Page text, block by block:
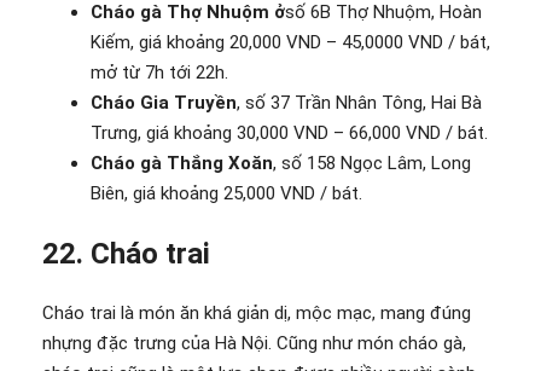
Cháo gà Thợ Nhuộm ởsố 6B Thợ Nhuộm, Hoàn
Kiếm, giá khoảng 20,000 VND – 45,0000 VND / bát,
mở từ 7h tới 22h.
Cháo Gia Truyền, số 37 Trần Nhân Tông, Hai Bà
Trưng, giá khoảng 30,000 VND – 66,000 VND / bát.
Cháo gà Thắng Xoăn, số 158 Ngọc Lâm, Long
Biên, giá khoảng 25,000 VND / bát.
22. Cháo trai
Cháo trai là món ăn khá giản dị, mộc mạc, mang đúng
nhựng đặc trưng của Hà Nội. Cũng như món cháo gà,